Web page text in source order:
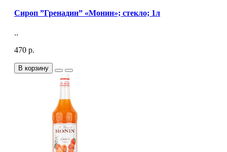
Сироп ”Гренадин” «Монин»; стекло; 1л
..
470 р.
В корзину